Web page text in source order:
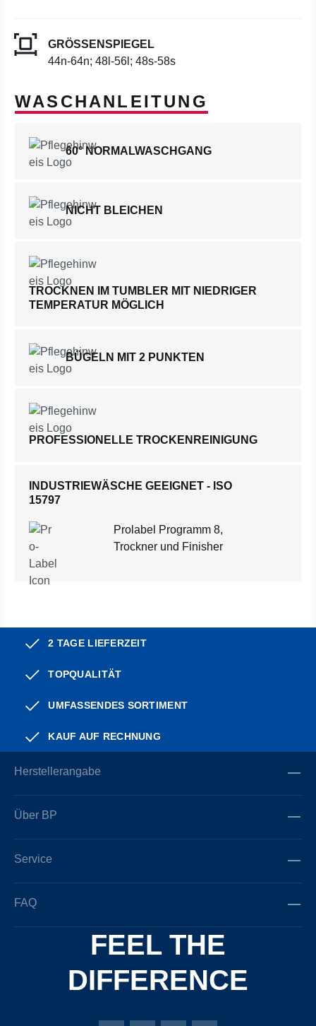
GRÖSSENSPIEGEL
44n-64n; 48l-56l; 48s-58s
WASCHANLEITUNG
60° NORMALWASCHGANG
NICHT BLEICHEN
TROCKNEN IM TUMBLER MIT NIEDRIGER
TEMPERATUR MÖGLICH
BÜGELN MIT 2 PUNKTEN
PROFESSIONELLE TROCKENREINIGUNG
INDUSTRIEWÄSCHE GEEIGNET - ISO
15797
Prolabel Programm 8,
Trockner und Finisher
2 TAGE LIEFERZEIT
TOPQUALITÄT
UMFASSENDES SORTIMENT
KAUF AUF RECHNUNG
Herstellerangabe
Über BP
Service
FAQ
FEEL THE
DIFFERENCE